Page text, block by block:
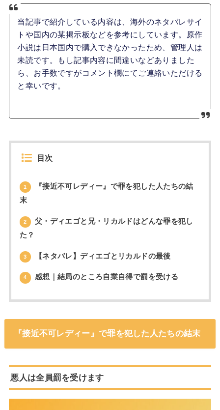
当記事で紹介している内容は、海外のネタバレサイ
トや国内の某掲示板などを参考にしています。原作
小説は日本国内で購入できなかったため、管理人は
未読です。もし記事内容に間違いなどありました
ら、お手数ですがコメント欄にてご連絡いただける
と幸いです。
目次
1
『接近不可レディー』で罪を犯した人たちの結
末
2
父・ディエゴと兄・リカルドはどんな罪を犯し
た？
3 【ネタバレ】ディエゴとリカルドの最後
4 感想｜結局のところ自業自得で罰を受ける
『接近不可レディー』で罪を犯した人たちの結末
悪人は全員罰を受けます